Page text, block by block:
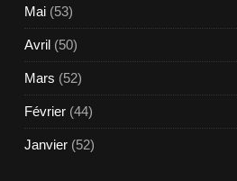
Mai (53)
Avril (50)
Mars (52)
Février (44)
Janvier (52)